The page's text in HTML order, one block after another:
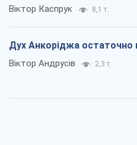
Віктор Каспрук 8,1 т.
Дух Анкоріджа остаточно
Віктор Андрусів 2,3 т.